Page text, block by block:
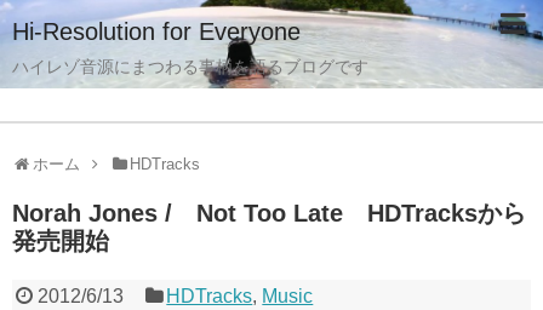
Hi-Resolution for Everyone
ハイレゾ音源にまつわる事柄を語るブログです
ホーム HDTracks
Norah Jones / Not Too Late HDTracksから
発売開始
2012/6/13 HDTracks, Music